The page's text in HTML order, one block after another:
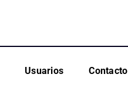
Usuarios Contacto